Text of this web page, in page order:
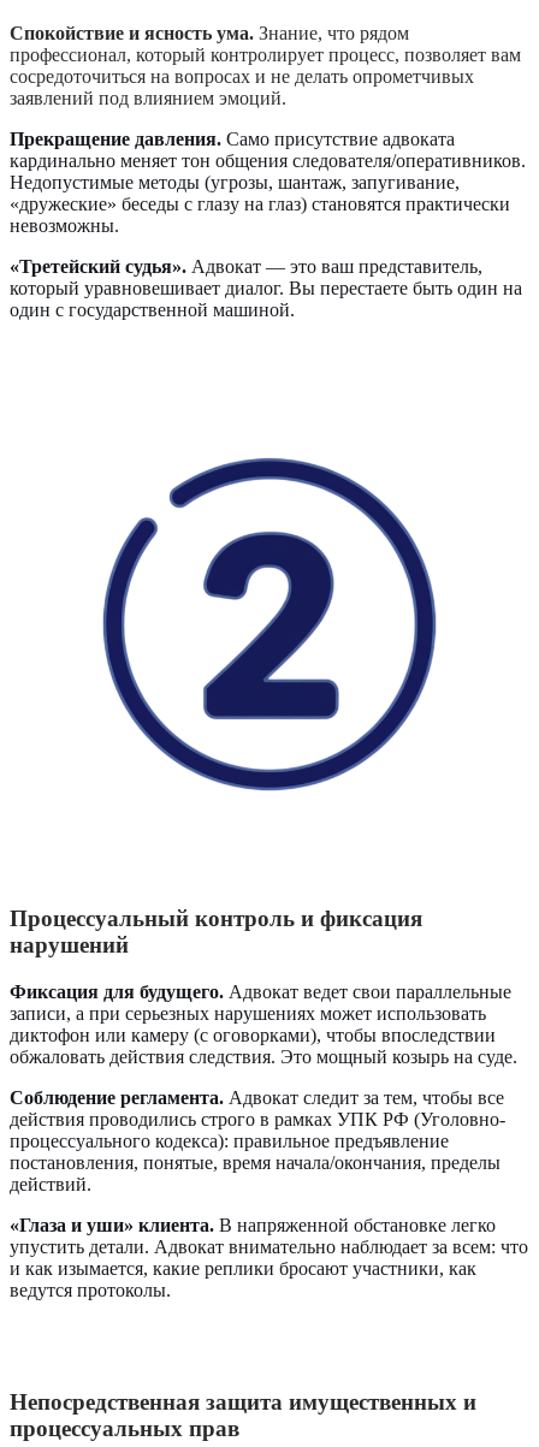
Спокойствие и ясность ума. Знание, что рядом
профессионал, который контролирует процесс, позволяет вам
сосредоточиться на вопросах и не делать опрометчивых
заявлений под влиянием эмоций.
Прекращение давления. Само присутствие адвоката
кардинально меняет тон общения следователя/оперативников.
Недопустимые методы (угрозы, шантаж, запугивание,
«дружеские» беседы с глазу на глаз) становятся практически
невозможны.
«Третейский судья». Адвокат — это ваш представитель,
который уравновешивает диалог. Вы перестаете быть один на
один с государственной машиной.
Процессуальный контроль и фиксация
нарушений
Фиксация для будущего. Адвокат ведет свои параллельные
записи, а при серьезных нарушениях может использовать
диктофон или камеру (с оговорками), чтобы впоследствии
обжаловать действия следствия. Это мощный козырь на суде.
Соблюдение регламента. Адвокат следит за тем, чтобы все
действия проводились строго в рамках УПК РФ (Уголовно-
процессуального кодекса): правильное предъявление
постановления, понятые, время начала/окончания, пределы
действий.
«Глаза и уши» клиента. В напряженной обстановке легко
упустить детали. Адвокат внимательно наблюдает за всем: что
и как изымается, какие реплики бросают участники, как
ведутся протоколы.
Непосредственная защита имущественных и
процессуальных прав